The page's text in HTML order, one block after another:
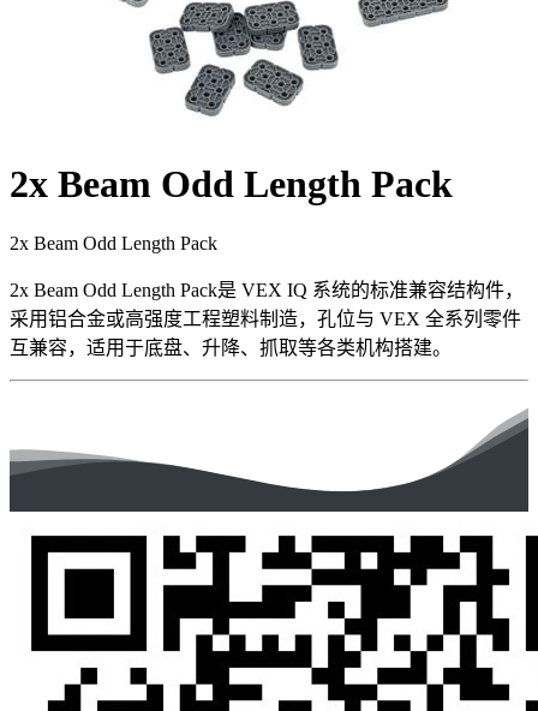
2x Beam Odd Length Pack
2x Beam Odd Length Pack
2x Beam Odd Length Pack是 VEX IQ 系统的标准兼容结构件，
采用铝合金或高强度工程塑料制造，孔位与 VEX 全系列零件
互兼容，适用于底盘、升降、抓取等各类机构搭建。